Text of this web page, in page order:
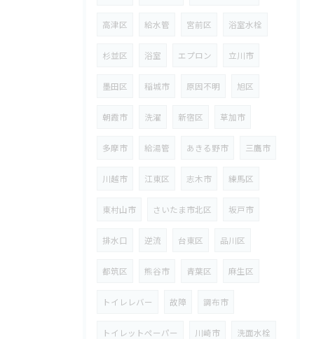
高津区 給水管 宮前区 浴室水栓
杉並区 浴室 エプロン 立川市
墨田区 稲城市 原因不明 旭区
朝霞市 洗濯 新宿区 草加市
多摩市 給湯管 あきる野市 三鷹市
川越市 江東区 志木市 練馬区
東村山市 さいたま市北区 坂戸市
排水口 逆流 台東区 品川区
都筑区 熊谷市 青葉区 麻生区
トイレレバー 故障 調布市
トイレットペーパー 川崎市 洗面水栓